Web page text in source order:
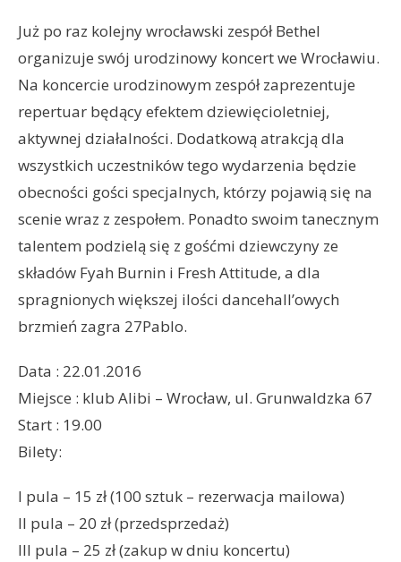
Już po raz kolejny wrocławski zespół Bethel
organizuje swój urodzinowy koncert we Wrocławiu.
Na koncercie urodzinowym zespół zaprezentuje
repertuar będący efektem dziewięcioletniej,
aktywnej działalności. Dodatkową atrakcją dla
wszystkich uczestników tego wydarzenia będzie
obecności gości specjalnych, którzy pojawią się na
scenie wraz z zespołem. Ponadto swoim tanecznym
talentem podzielą się z gośćmi dziewczyny ze
składów Fyah Burnin i Fresh Attitude, a dla
spragnionych większej ilości dancehall’owych
brzmień zagra 27Pablo.
Data : 22.01.2016
Miejsce : klub Alibi – Wrocław, ul. Grunwaldzka 67
Start : 19.00
Bilety:
I pula – 15 zł (100 sztuk – rezerwacja mailowa)
II pula – 20 zł (przedsprzedaż)
III pula – 25 zł (zakup w dniu koncertu)